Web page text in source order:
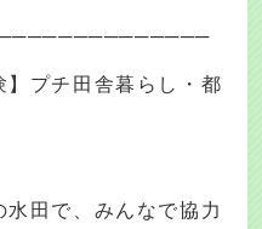
】プチ田舎暮らし・都
田で、みんなで協力